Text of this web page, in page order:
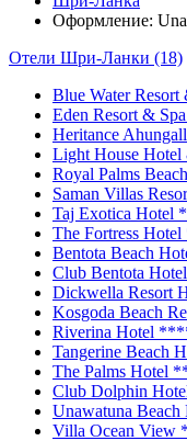
Оформление:
Отели Шри-Ланки (18)
Blue Water Resort
Eden Resort & Spa
Heritance
Light House Hotel
Royal Palms
Saman Villas
Taj Exotica Hotel
The Fortress Hotel
Bentota Beach
Club Bentota Hotel
Dickwella Resort
Kosgoda Beach
Riverina Hotel
Tangerine Beach
The Palms Hotel
Club Dolphin
Unawatuna Beach
Villa Ocean View